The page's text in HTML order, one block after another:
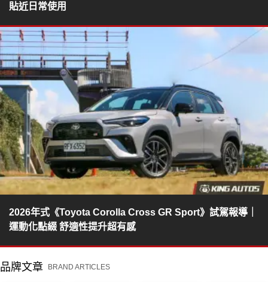
貼近日常使用
2026年式《Toyota Corolla Cross GR Sport》試駕報導｜
運動化點綴 舒適性提升超有感
品牌文章 BRAND ARTICLES